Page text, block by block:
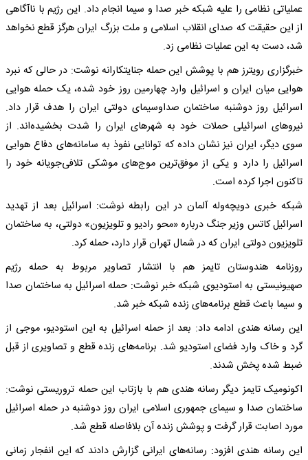
عملیاتی نظامی را علیه شبکه خبر صدا و سیما انجام داد. این رژیم با ناآگاهی
از این حقیقت که صدای انقلاب اسلامی و ملت بزرگ ایران هرگز قطع نخواهد
شد، دست به این عملیات نظامی زد.
خبرگزاری رویترز هم با پوشش این حمله جنایتکارانه نوشت: در حالی که نبرد
هوایی میان ایران و اسرائیل وارد چهارمین روز خود شده، یک حمله هوایی
اسرائیل روز دوشنبه ساختمان صداوسیمای دولتی ایران را هدف قرار داد.
نیروهای اسرائیلی حملات خود به شهرهای ایران را شدت بخشیده‌اند. از
سوی دیگر، ایران نیز نشان داده که توانایی نفوذ به سامانه‌های دفاع هوایی
اسرائیل را دارد و یکی از موفق‌ترین موج‌های موشکی تلافی‌جویانه خود را
تاکنون اجرا کرده است.
شبکه خبری دویچه‌وله آلمان در این رابطه نوشت: اسرائیل بعد از تهدید
اسرائیل کاتس وزیر جنگ درباره «محو رادیو و تلویزیون» دولتی، به ساختمان
تلویزیون دولتی ایران که در شمال تهران قرار دارد، حمله کرد.
روزنامه هندوستان تایمز هم با انتشار تصاویر مربوط به حمله رژیم
صهیونیستی به استودیوی شبکه خبر نوشت: حمله اسرائیل به ساختمان صدا
و سیما باعث قطع برنامه‌های زنده شبکه خبر شد.
این رسانه هندی ادامه داد: بعد از حمله اسرائیل به این استودیو، موجی از
گرد و خاک وارد فضای استودیو شد. برنامه‌های زنده قطع و تصاویری از قبل
ضبط شده پخش شدند.
اکونومیک تایمز دیگر رسانه هندی هم با بازتاب این حمله تروریستی نوشت:
ساختمان صدا و سیمای جمهوری اسلامی ایران روز دوشنبه در حمله اسرائیل
مورد اصابت قرار گرفت و پوشش زنده آن بلافاصله قطع شد.
این رسانه هندی افزود: رسانه‌های ایرانی گزارش دادند که این انفجار زمانی